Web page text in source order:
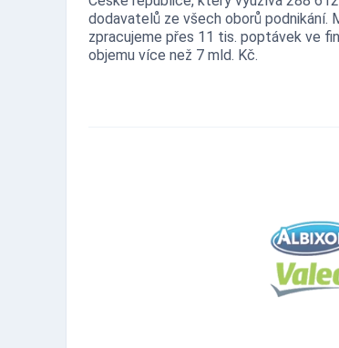
dodavatelů ze všech oborů podnikání.
zpracujeme přes 11 tis. poptávek ve
objemu více než 7 mld. Kč.